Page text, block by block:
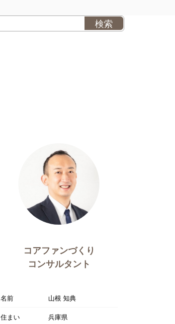
コアファンづくり
コンサルタント
名前
山根 知典
住まい
兵庫県